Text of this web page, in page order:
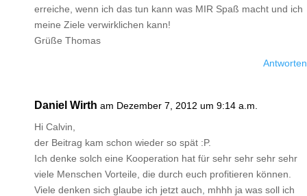
erreiche, wenn ich das tun kann was MIR Spaß macht und ich
meine Ziele verwirklichen kann!
Grüße Thomas
Antworten
Daniel Wirth am Dezember 7, 2012 um 9:14 a.m.
Hi Calvin,
der Beitrag kam schon wieder so spät :P.
Ich denke solch eine Kooperation hat für sehr sehr sehr sehr
viele Menschen Vorteile, die durch euch profitieren können.
Viele denken sich glaube ich jetzt auch, mhhh ja was soll ich